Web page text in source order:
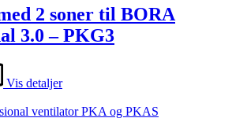
2 soner til BORA
3.0 – PKG3
Vis detaljer